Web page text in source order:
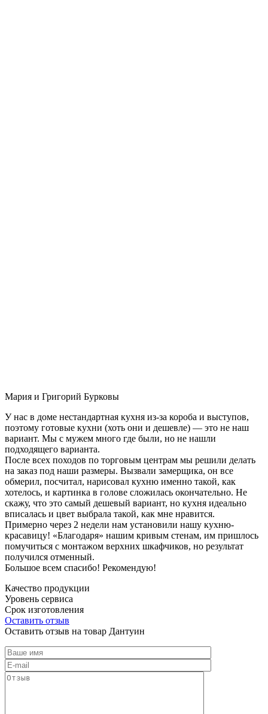
Мария и Григорий Бурковы
У нас в доме нестандартная кухня из-за короба и выступов,
поэтому готовые кухни (хоть они и дешевле) — это не наш
вариант. Мы с мужем много где были, но не нашли
подходящего варианта.
После всех походов по торговым центрам мы решили делать
на заказ под наши размеры. Вызвали замерщика, он все
обмерил, посчитал, нарисовал кухню именно такой, как
хотелось, и картинка в голове сложилась окончательно. Не
скажу, что это самый дешевый вариант, но кухня идеально
вписалась и цвет выбрала такой, как мне нравится.
Примерно через 2 недели нам установили нашу кухню-
красавицу! «Благодаря» нашим кривым стенам, им пришлось
помучиться с монтажом верхних шкафчиков, но результат
получился отменный.
Большое всем спасибо! Рекомендую!
Качество продукции
Уровень сервиса
Срок изготовления
Оставить отзыв
Оставить отзыв на товар Дантуин